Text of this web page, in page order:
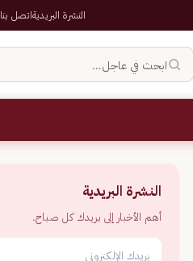
النشرة البريديةاتصل بنا
ابحث في عاجل…
النشرة البريدية
أهم الأخبار إلى بريدك كل صباح.